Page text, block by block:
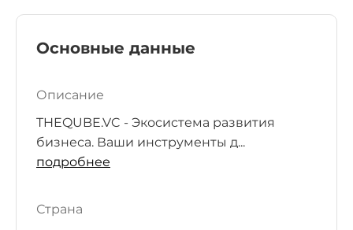
Основные данные
Описание
THEQUBE.VC - Экосистема развития
бизнеса. Ваши инструменты д...
подробнее
Страна